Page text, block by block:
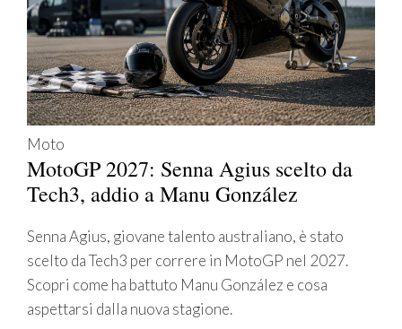
Moto
MotoGP 2027: Senna Agius scelto da
Tech3, addio a Manu González
Senna Agius, giovane talento australiano, è stato
scelto da Tech3 per correre in MotoGP nel 2027.
Scopri come ha battuto Manu González e cosa
aspettarsi dalla nuova stagione.